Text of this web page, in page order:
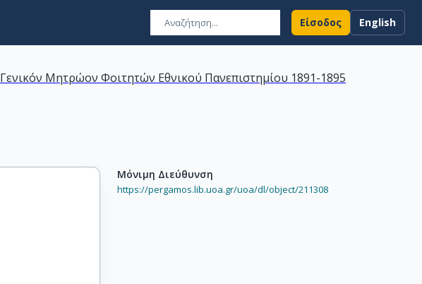
Είσοδος English
Γενικόν Μητρώον Φοιτητών Εθνικού Πανεπιστημίου 1891-1895
Μόνιμη Διεύθυνση
https://pergamos.lib.uoa.gr/uoa/dl/object/211308